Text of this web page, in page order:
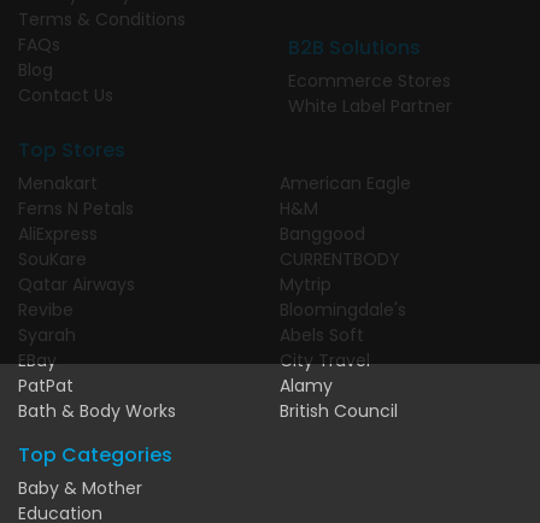
Terms & Conditions
FAQs
Blog
Contact Us
B2B Solutions
Ecommerce Stores
White Label Partner
Top Stores
Menakart
Ferns N Petals
AliExpress
SouKare
Qatar Airways
Revibe
Syarah
EBay
PatPat
Bath & Body Works
American Eagle
H&M
Banggood
CURRENTBODY
Mytrip
Bloomingdale's
Abels Soft
City Travel
Alamy
British Council
Top Categories
Baby & Mother
Education